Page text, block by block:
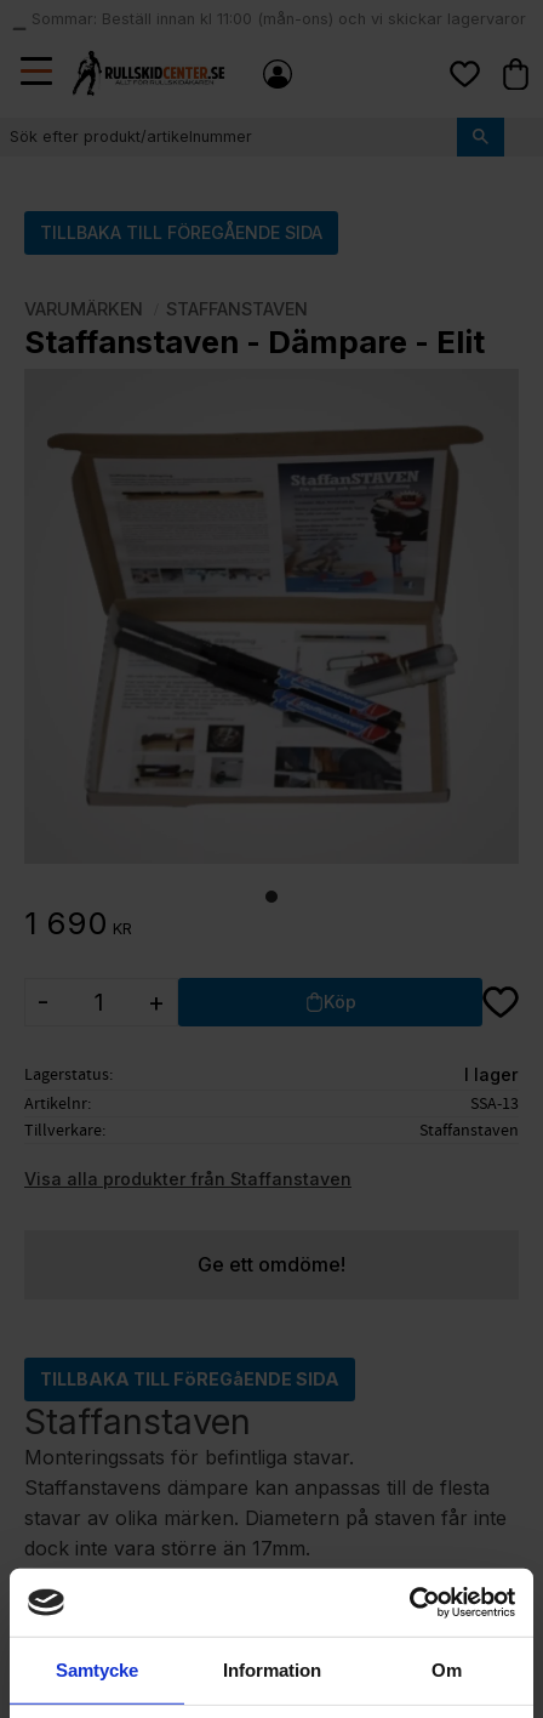
Samtycke Information Om
Meny
local_shipping
Sommar: Beställ innan kl 11:00 (mån-ons) och vi skickar lagervaror
samma dag
TILLBAKA TILL FÖREGÅENDE SIDA
VARUMÄRKEN STAFFANSTAVEN
Staffanstaven - Dämpare - Elit
1 690 KR
+
- Köp Lägg
Lagerstatus I lager
Artikelnr
SSA-13
Tillverkare
Staffanstaven
Visa alla produkter från Staffanstaven
Ge ett omdöme!
TILLBAKA TILL FöREGåENDE SIDA
Staffanstaven
Monteringssats för befintliga stavar.
Staffanstavens dämpare kan anpassas till de flesta
stavar av olika märken. Diametern på staven får inte
dock inte vara större än 17mm.
stavar (+ 350 kr)
Räkna med 1-3 dagars extra
leveranstid om du väljer att dämparna ska
monteras.
Observera att stavar ingår ej i priset.